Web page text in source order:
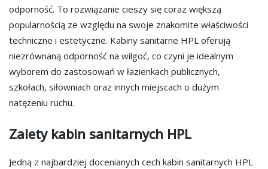
odporność. To rozwiązanie cieszy się coraz większą
popularnością ze względu na swoje znakomite właściwości
techniczne i estetyczne. Kabiny sanitarne HPL oferują
niezrównaną odporność na wilgoć, co czyni je idealnym
wyborem do zastosowań w łazienkach publicznych,
szkołach, siłowniach oraz innych miejscach o dużym
natężeniu ruchu.
Zalety kabin sanitarnych HPL
Jedną z najbardziej docenianych cech kabin sanitarnych HPL